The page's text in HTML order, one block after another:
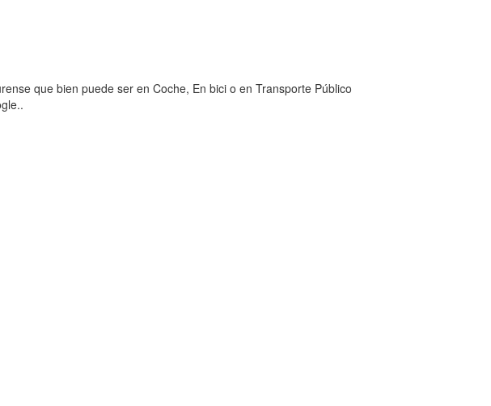
que bien puede ser en Coche, En bici o en Transporte Público